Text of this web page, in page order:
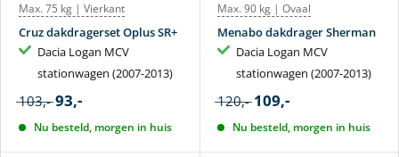
Max. 75 kg | Vierkant
Cruz dakdragerset Oplus SR+
Dacia Logan MCV
stationwagen (2007-2013)
103,- 93,-
Nu besteld, morgen in huis
Max. 90 kg | Ovaal
Menabo dakdrager Sherman
Dacia Logan MCV
stationwagen (2007-2013)
120,- 109,-
Nu besteld, morgen in huis